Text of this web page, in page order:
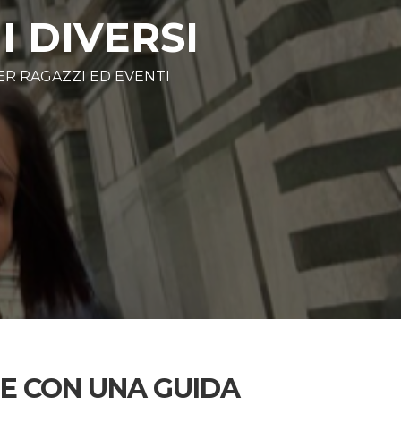
DIVERSI
RAGAZZI ED EVENTI
CON UNA GUIDA